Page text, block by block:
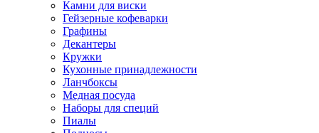
Камни для виски
Гейзерные кофеварки
Графины
Декантеры
Кружки
Кухонные принадлежности
Ланчбоксы
Медная посуда
Наборы для специй
Пиалы